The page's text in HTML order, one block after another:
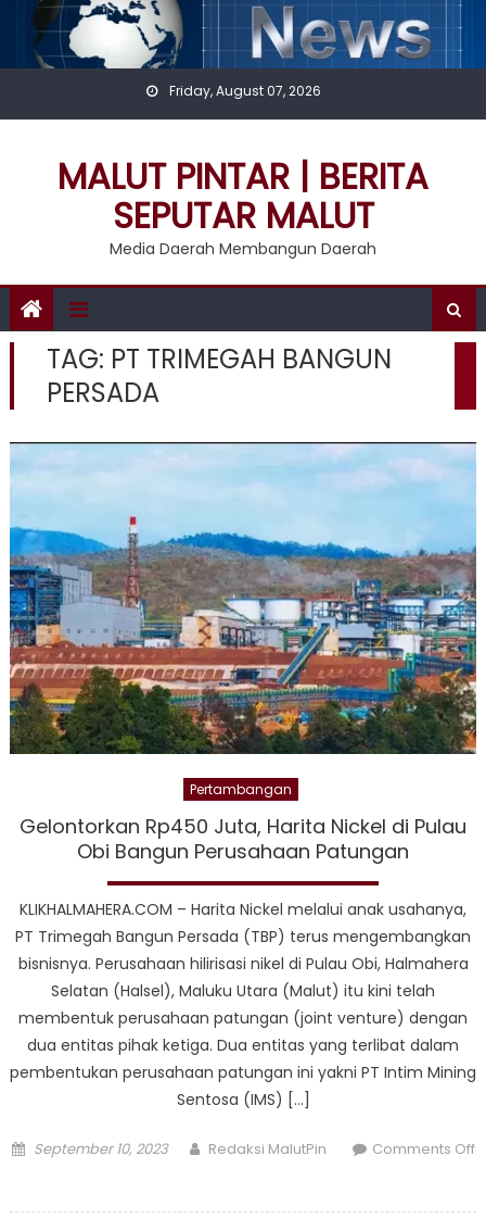
content
Friday, August 07, 2026
MALUT PINTAR | BERITA
SEPUTAR MALUT
Media Daerah Membangun Daerah
TAG: PT TRIMEGAH BANGUN
PERSADA
Pertambangan
Gelontorkan Rp450 Juta, Harita Nickel di Pulau
Obi Bangun Perusahaan Patungan
KLIKHALMAHERA.COM – Harita Nickel melalui anak usahanya,
PT Trimegah Bangun Persada (TBP) terus mengembangkan
bisnisnya. Perusahaan hilirisasi nikel di Pulau Obi, Halmahera
Selatan (Halsel), Maluku Utara (Malut) itu kini telah
membentuk perusahaan patungan (joint venture) dengan
dua entitas pihak ketiga. Dua entitas yang terlibat dalam
pembentukan perusahaan patungan ini yakni PT Intim Mining
Sentosa (IMS) […]
Posted
September 10, 2023 Author
Redaksi MalutPin
Comments Off